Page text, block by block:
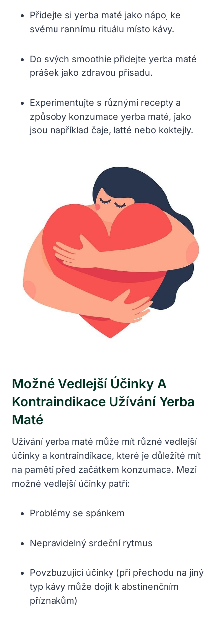
Přidejte si yerba maté jako nápoj ke
svému rannímu rituálu místo kávy.
Do svých smoothie přidejte yerba maté
prášek jako zdravou přísadu.
Experimentujte s různými recepty a
způsoby konzumace yerba maté, jako
jsou například čaje, latté nebo koktejly.
Možné Vedlejší Účinky A
Kontraindikace Užívání Yerba
Maté
Užívání yerba maté může mít různé vedlejší
účinky a kontraindikace, které je důležité mít
na paměti před začátkem konzumace. Mezi
možné vedlejší účinky patří:
Problémy se spánkem
Nepravidelný srdeční rytmus
Povzbuzující účinky (při přechodu na jiný
typ kávy může dojít k abstinenčním
příznakům)